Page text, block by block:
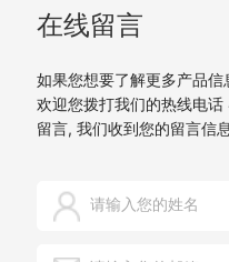
在线留言
如果您想要了解更多产品信
欢迎您拨打我们的热线电
留言, 我们收到您的留言信